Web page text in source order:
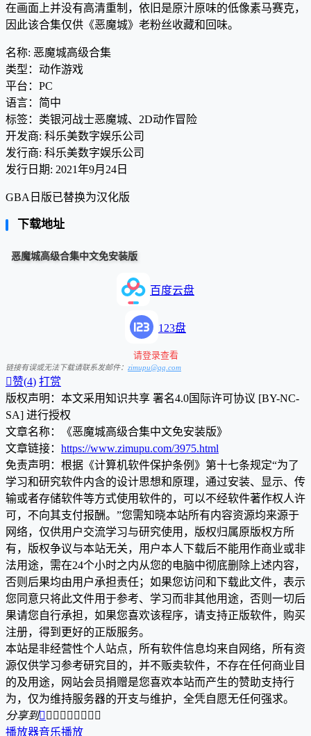
在画面上并没有高清重制，依旧是原汁原味的低像素马赛克，
因此该合集仅供《恶魔城》老粉丝收藏和回味。
名称: 恶魔城高级合集
类型：动作游戏
平台：PC
语言：简中
标签：类银河战士恶魔城、2D动作冒险
开发商: 科乐美数字娱乐公司
发行商: 科乐美数字娱乐公司
发行日期: 2021年9月24日
GBA日版已替换为汉化版
下载地址
恶魔城高级合集中文免安装版
百度云盘
123盘
请登录查看
链接有误或无法下载请联系发邮件： zimupu@qq.com
赞(4) 打赏
版权声明：本文采用知识共享 署名4.0国际许可协议 [BY-NC-
SA] 进行授权
文章名称：《恶魔城高级合集中文免安装版》
文章链接： https://www.zimupu.com/3975.html
免责声明：根据《计算机软件保护条例》第十七条规定“为了
学习和研究软件内含的设计思想和原理，通过安装、显示、传
输或者存储软件等方式使用软件的，可以不经软件著作权人许
可，不向其支付报酬。”您需知晓本站所有内容资源均来源于
网络，仅供用户交流学习与研究使用，版权归属原版权方所
有，版权争议与本站无关，用户本人下载后不能用作商业或非
法用途，需在24个小时之内从您的电脑中彻底删除上述内容，
否则后果均由用户承担责任；如果您访问和下载此文件，表示
您同意只将此文件用于参考、学习而非其他用途，否则一切后
果请您自行承担，如果您喜欢该程序，请支持正版软件，购买
注册，得到更好的正版服务。
本站是非经营性个人站点，所有软件信息均来自网络，所有资
源仅供学习参考研究目的，并不贩卖软件，不存在任何商业目
的及用途，网站会员捐赠是您喜欢本站而产生的赞助支持行
为，仅为维持服务器的开支与维护，全凭自愿无任何强求。
分享到        
播放器音乐播放